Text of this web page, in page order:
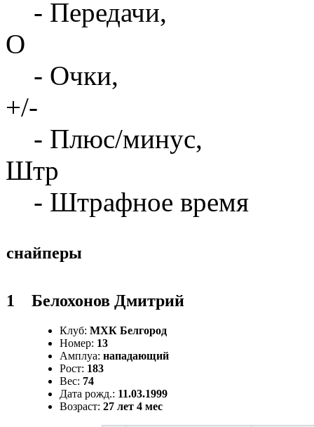
- Передачи,
О
- Очки,
+/-
- Плюс/минус,
Штр
- Штрафное время
снайперы
1 Белохонов Дмитрий
Клуб: МХК Белгород
Номер: 13
Амплуа: нападающий
Рост: 183
Вес: 74
Дата рожд.: 11.03.1999
Возраст: 27 лет 4 мес